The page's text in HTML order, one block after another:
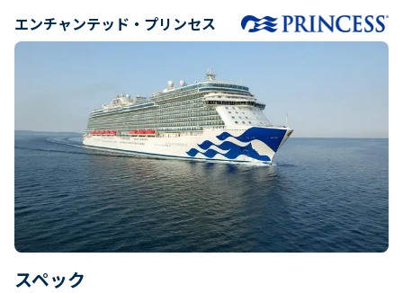
エンチャンテッド・プリンセス
スペック